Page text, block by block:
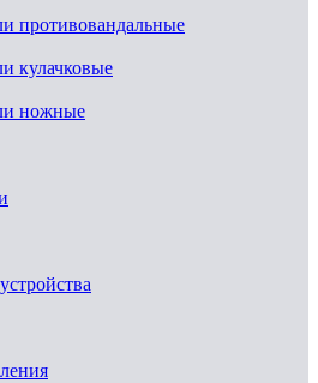
противовандальные
кулачковые
ножные